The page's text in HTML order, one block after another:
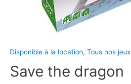
Disponible à la location, Tous nos jeux
Save the dragon